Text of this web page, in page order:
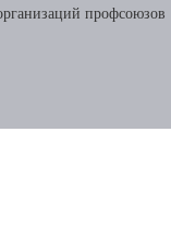
профсоюзов